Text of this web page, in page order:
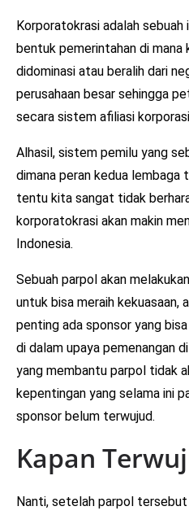
Korporatokrasi adalah
bentuk pemerintahan di mana
didominasi atau beralih dari
perusahaan besar sehingga
secara sistem afiliasi
Alhasil, sistem pemilu yang
dimana peran kedua
tentu kita sangat tidak
korporatokrasi akan makin
Indonesia.
Sebuah parpol akan
untuk bisa meraih kekuasaan,
penting ada sponsor yang
di dalam upaya pemenangan
yang membantu parpol tidak
kepentingan yang selama ini
sponsor belum terwujud.
Kapan
Nanti, setelah parpol tersebut